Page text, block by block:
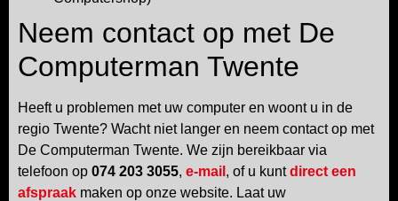
Neem contact op met De
Computerman Twente
Heeft u problemen met uw computer en woont u in de
regio Twente? Wacht niet langer en neem contact op met
De Computerman Twente. We zijn bereikbaar via
telefoon op 074 203 3055, e-mail , of u kuntdirect een
afspraak maken op onze website. Laat uw